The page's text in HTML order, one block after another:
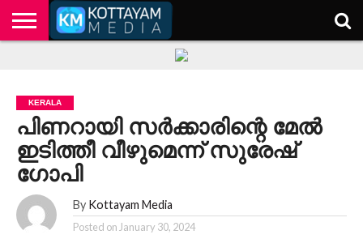
KERALA
പിണറായി സർക്കാരിന്റെ മേൽ
ഇടിത്തീ വീഴുമെന്ന് സുരേഷ്
ഗോപി
By Kottayam Media
Posted on January 30, 2024